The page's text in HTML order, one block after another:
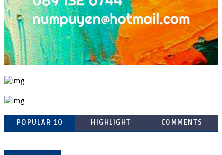
POPULAR 10 HIGHLIGHT COMMENTS